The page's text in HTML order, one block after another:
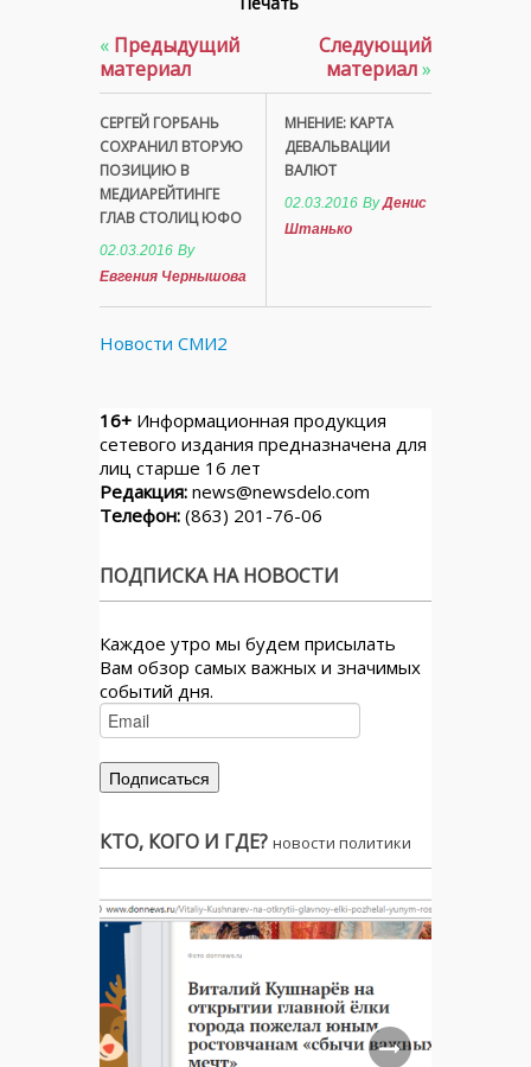
« Предыдущий
материал
СЕРГЕЙ ГОРБАНЬ
СОХРАНИЛ ВТОРУЮ
ПОЗИЦИЮ В
МЕДИАРЕЙТИНГЕ
ГЛАВ СТОЛИЦ ЮФО
02.03.2016 By
Евгения Чернышова
Следующий
материал»
МНЕНИЕ: КАРТА
ДЕВАЛЬВАЦИИ
ВАЛЮТ
02.03.2016 ByДенис
Штанько
Новости СМИ2
16+ Информационная продукция
сетевого издания предназначена для
лиц старше 16 лет
Редакция: news@newsdelo.com
Телефон: (863) 201-76-06
ПОДПИСКА НА НОВОСТИ
Каждое утро мы будем присылать
Вам обзор самых важных и значимых
событий дня.
КТО, КОГО И ГДЕ? новости политики